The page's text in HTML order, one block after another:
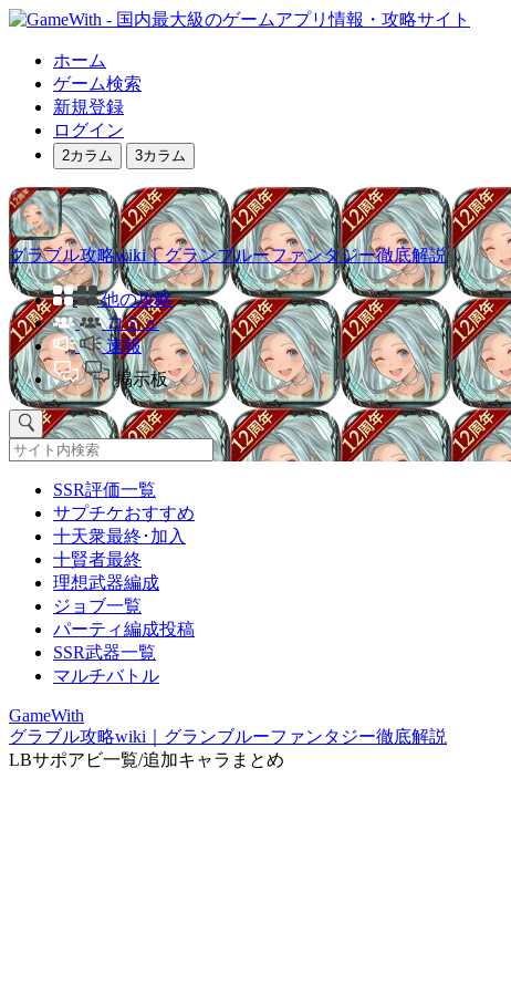
ホーム
ゲーム検索
新規登録
ログイン
2カラム 3カラム
グラブル攻略wiki｜グランブルーファンタジー徹底解説
他の攻略
コミュ
速報
掲示板
SSR評価一覧
サプチケおすすめ
十天衆最終･加入
十賢者最終
理想武器編成
ジョブ一覧
パーティ編成投稿
SSR武器一覧
マルチバトル
GameWith
グラブル攻略wiki｜グランブルーファンタジー徹底解説
LBサポアビ一覧/追加キャラまとめ